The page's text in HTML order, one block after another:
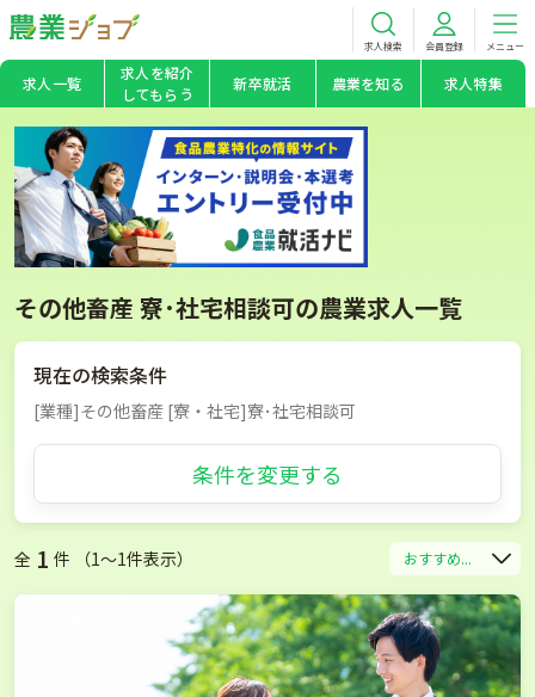
求人検索 会員登録 メニュー
求人一覧
求人を紹介
してもらう
新卒就活 農業を知る 求人特集
その他畜産 寮･社宅相談可の農業求人一覧
現在の検索条件
[業種]その他畜産 [寮・社宅]寮･社宅相談可
条件を変更する
全 1 件 （1〜1件表示） おすすめ...